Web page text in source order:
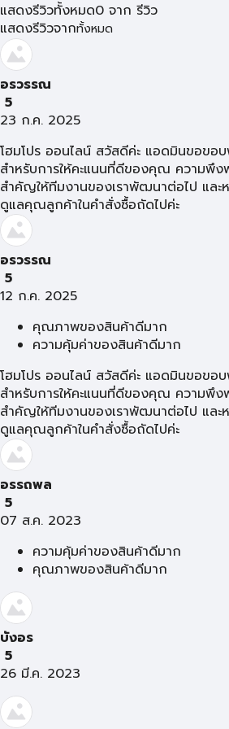
แสดงรีวิวทั้งหมด0 จาก รีวิว
แสดงรีวิวจากทั้งหมด
อรวรรณ
5
23 ก.ค. 2025
โฮมโปร ออนไลน์ สวัสดีค่ะ แอดมินขอขอ
สำหรับการให้คะแนนที่ดีของคุณ ความพึง
สำคัญให้ทีมงานของเราพัฒนาต่อไป และ
ดูแลคุณลูกค้าในคำสั่งซื้อถัดไปค่ะ
อรวรรณ
5
12 ก.ค. 2025
คุณภาพของสินค้าดีมาก
ความคุ้มค่าของสินค้าดีมาก
โฮมโปร ออนไลน์ สวัสดีค่ะ แอดมินขอขอ
สำหรับการให้คะแนนที่ดีของคุณ ความพึง
สำคัญให้ทีมงานของเราพัฒนาต่อไป และ
ดูแลคุณลูกค้าในคำสั่งซื้อถัดไปค่ะ
อรรถพล
5
07 ส.ค. 2023
ความคุ้มค่าของสินค้าดีมาก
คุณภาพของสินค้าดีมาก
บังอร
5
26 มี.ค. 2023